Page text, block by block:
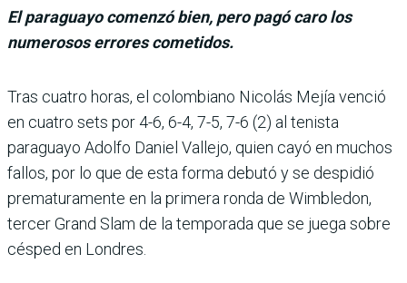
El paraguayo comenzó bien, pero pagó caro los
numerosos errores cometidos.
Tras cuatro horas, el colombiano Nicolás Mejía venció
en cua­tro sets por 4-6, 6-4, 7-5, 7-6 (2) al tenista
paraguayo Adolfo Daniel Vallejo, quien cayó en muchos
fallos, por lo que de esta forma debutó y se despidió
prematuramente en la primera ronda de Wim­bledon,
tercer Grand Slam de la temporada que se juega sobre
césped en Londres.